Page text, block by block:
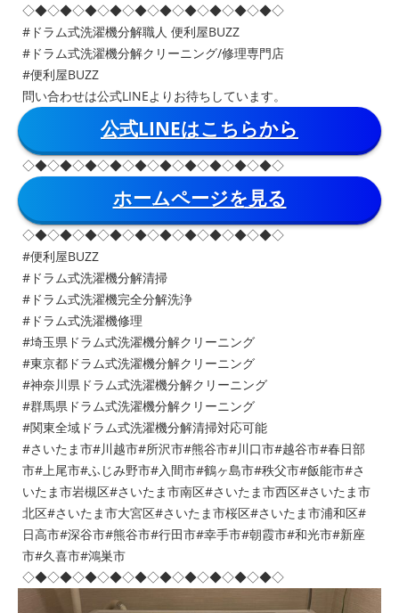
◇◆◇◆◇◆◇◆◇◆◇◆◇◆◇◆◇◆◇◆◇
#ドラム式洗濯機分解職人 便利屋BUZZ
#ドラム式洗濯機分解クリーニング/修理専門店
#便利屋BUZZ
問い合わせは公式LINEよりお待ちしています。
公式LINEはこちらから
◇◆◇◆◇◆◇◆◇◆◇◆◇◆◇◆◇◆◇◆◇
ホームページを見る
◇◆◇◆◇◆◇◆◇◆◇◆◇◆◇◆◇◆◇◆◇
#便利屋BUZZ
#ドラム式洗濯機分解清掃
#ドラム式洗濯機完全分解洗浄
#ドラム式洗濯機修理
#埼玉県ドラム式洗濯機分解クリーニング
#東京都ドラム式洗濯機分解クリーニング
#神奈川県ドラム式洗濯機分解クリーニング
#群馬県ドラム式洗濯機分解クリーニング
#関東全域ドラム式洗濯機分解清掃対応可能
#さいたま市#川越市#所沢市#熊谷市#川口市#越谷市#春日部
市#上尾市#ふじみ野市#入間市#鶴ヶ島市#秩父市#飯能市#さ
いたま市岩槻区#さいたま市南区#さいたま市西区#さいたま市
北区#さいたま市大宮区#さいたま市桜区#さいたま市浦和区#
日高市#深谷市#熊谷市#行田市#幸手市#朝霞市#和光市#新座
市#久喜市#鴻巣市
◇◆◇◆◇◆◇◆◇◆◇◆◇◆◇◆◇◆◇◆◇